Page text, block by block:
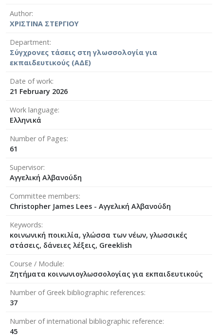
Author
ΧΡΙΣΤΙΝΑ ΣΤΕΡΓΙΟΥ
Department
Σύγχρονες τάσεις στη γλωσσολογία για
εκπαιδευτικούς (ΑΔΕ)
Date of work
21 February 2026
Work language
Ελληνικά
Number of Pages
61
Supervisor
Αγγελική Αλβανούδη
Committee members
Christopher James Lees - Αγγελική Αλβανούδη
Keywords
κοινωνική ποικιλία, γλώσσα των νέων, γλωσσικές
στάσεις, δάνειες λέξεις, Greeklish
Course / Module
Ζητήματα κοινωνιογλωσσολογίας για εκπαιδευτικούς
Number of Greek bibliographic references
37
Number of international bibliographic reference
45